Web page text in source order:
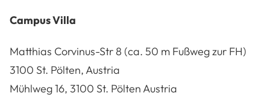
Campus Villa
Matthias Corvinus-Str 8 (ca. 50 m Fußweg zur FH)
3100 St. Pölten, Austria
Mühlweg 16, 3100 St. Pölten Austria